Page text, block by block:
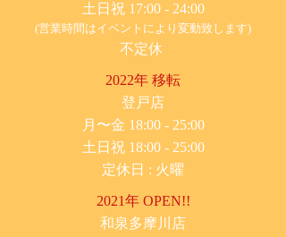
土日祝 17:00 - 24:00
(営業時間はイベントにより変動致します)
不定休
2022年 移転
​登戸店
月〜金 18:00 - 25:00
土日祝 18:00 - 25:00
​定休日 : 火曜
2021年 OPEN!!
​和泉多摩川店